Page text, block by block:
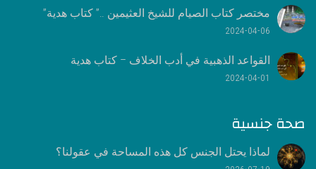
مختصر كتاب الصيام للشيخ العثيمين ..” كتاب هدية”
2024-04-06
القواعد الذهبية في أدب الخلاف – كتاب هدية
2024-04-01
صحة جنسية
لماذا يحتل الجنس كل هذه المساحة في عقولنا؟